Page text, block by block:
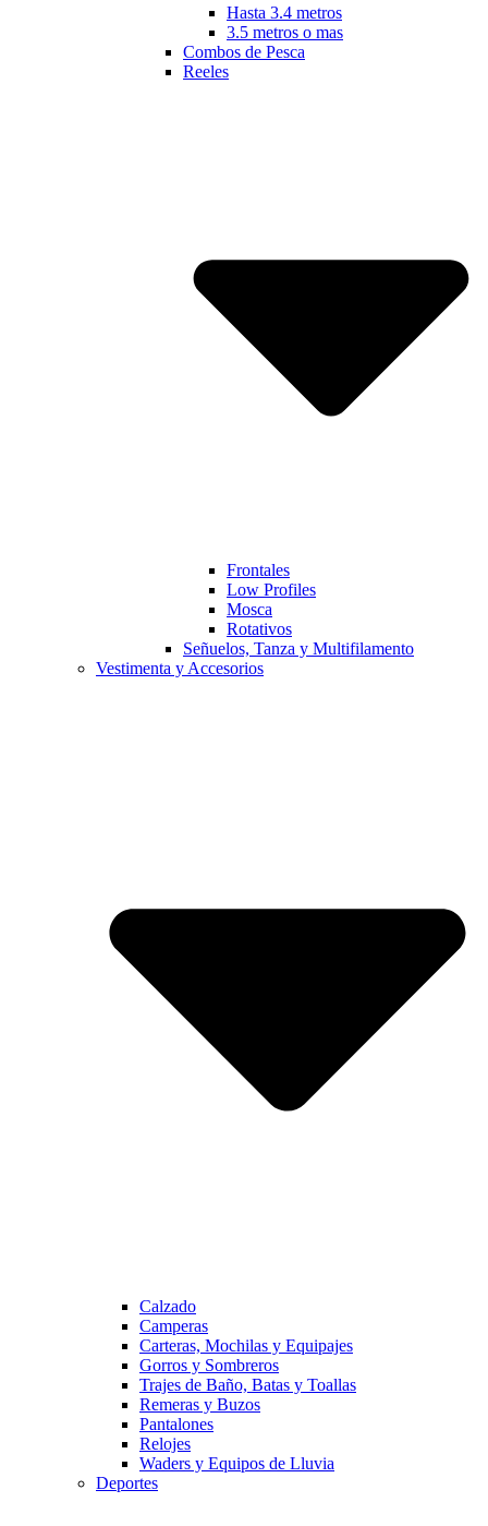
Hasta 3.4 metros
3.5 metros o mas
Combos de Pesca
Reeles
Frontales
Low Profiles
Mosca
Rotativos
Señuelos, Tanza y Multifilamento
Vestimenta y Accesorios
Calzado
Camperas
Carteras, Mochilas y Equipajes
Gorros y Sombreros
Trajes de Baño, Batas y Toallas
Remeras y Buzos
Pantalones
Relojes
Waders y Equipos de Lluvia
Deportes